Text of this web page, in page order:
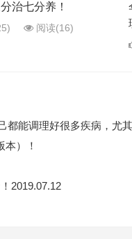
治七分养！
阅读(16)
都能调理好很多疾病，尤
）！
2019.07.12